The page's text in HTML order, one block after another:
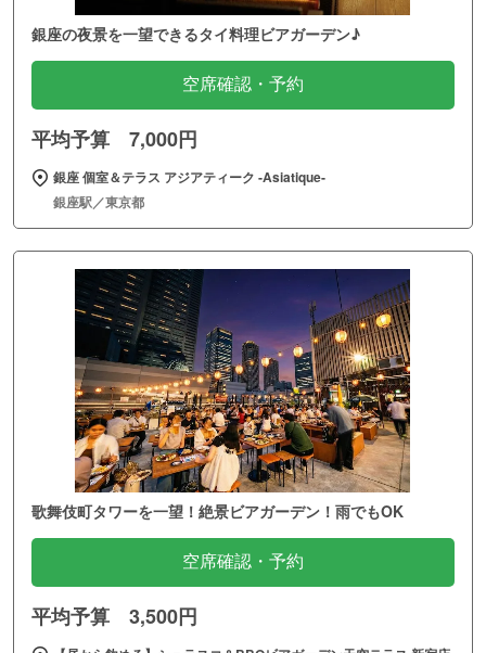
銀座の夜景を一望できるタイ料理ビアガーデン♪
空席確認・予約
平均予算 7,000円
銀座 個室＆テラス アジアティーク ‐Asiatique‐
銀座駅／東京都
歌舞伎町タワーを一望！絶景ビアガーデン！雨でもOK
空席確認・予約
平均予算 3,500円